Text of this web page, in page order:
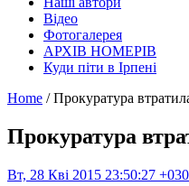
Відео
Фотогалерея
АРХІВ НОМЕРІВ
Куди піти в Ірпені
Home / Прокуратура
Прокуратура
Вт, 28 Кві 2015 23:50:27